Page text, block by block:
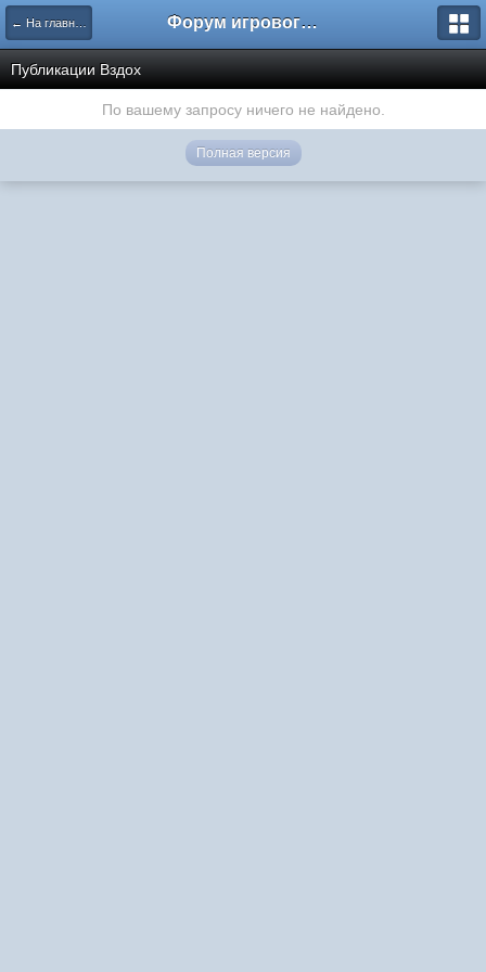
← На главную Форум игрового проекта Riverrise
Публикации Вздох
По вашему запросу ничего не найдено.
Полная версия